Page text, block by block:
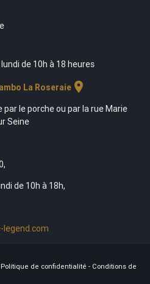
de 10h à 18 heures
La Roseraielocation_on
par le porche ou par la rue Marie
Seine
de 10h à 18h,
Politique de confidentialité - Conditions de